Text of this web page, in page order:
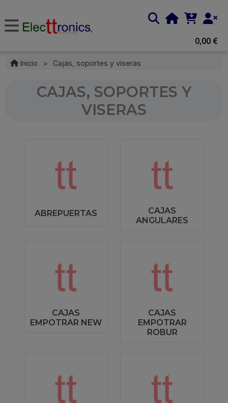
0,00 €
Inicio > Cajas, soportes y viseras
CAJAS, SOPORTES Y
VISERAS
ABREPUERTAS
CAJAS
ANGULARES
CAJAS
EMPOTRAR NEW
CAJAS
EMPOTRAR
ROBUR